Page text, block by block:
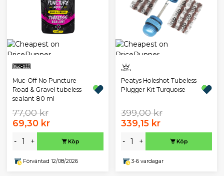
Muc-Off No Puncture
Road & Gravel tubeless
sealant 80 ml
77,00 kr
69,30 kr
- + Köp
Förväntad 12/08/2026
Peatys Holeshot Tubeless
Plugger Kit Turquoise
399,00 kr
339,15 kr
- + Köp
3-6 vardagar